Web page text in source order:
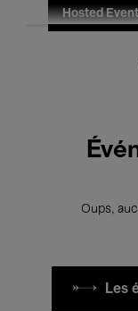
Hosted
Oups,
Les